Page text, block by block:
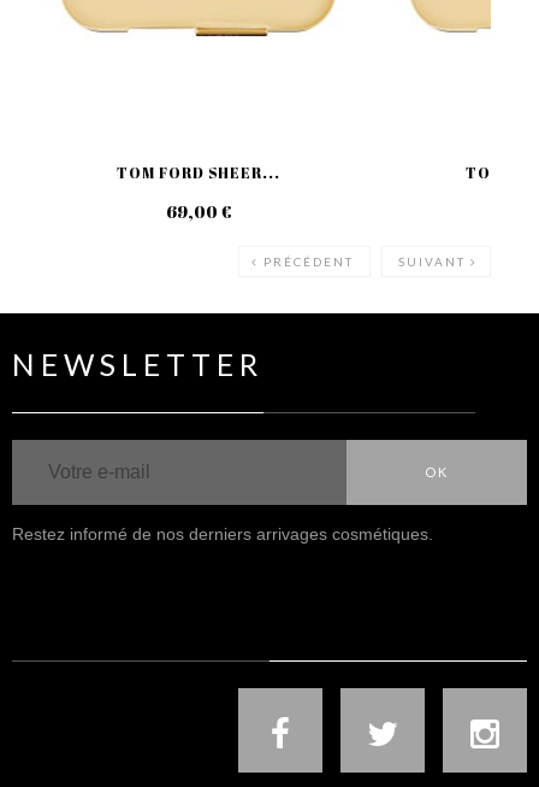
TOM FORD SHEER...
69,00 €
TOM
PRÉCÉDENT SUIVANT
NEWSLETTER
OK
Restez informé de nos derniers arrivages cosmétiques.